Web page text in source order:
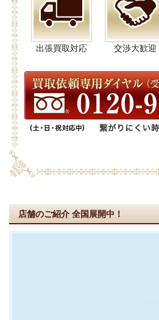
出張買取対応 交渉大歓迎
店舗のご紹介 全国展開中！